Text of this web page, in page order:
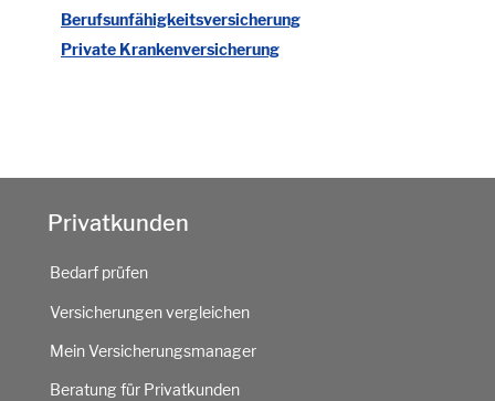
Berufsunfähigkeitsversicherung
Private Krankenversicherung
Privatkunden
Bedarf prüfen
Versicherungen vergleichen
Mein Versicherungsmanager
Beratung für Privatkunden